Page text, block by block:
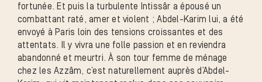
fortunée. Et puis la turbulente Intissâr a épousé un
combattant raté, amer et violent ; Abdel-Karim lui, a été
envoyé à Paris loin des tensions croissantes et des
attentats. Il y vivra une folle passion et en reviendra
abandonné et meurtri. À son tour femme de ménage
chez les Azzâm, c’est naturellement auprès d’Abdel-